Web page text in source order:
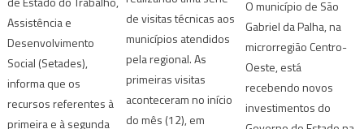
Assistência e
Desenvolvimento
Social (Setades),
informa que os
recursos referentes à
primeira e à segunda
de visitas técnicas aos
municípios atendidos
pela regional. As
primeiras visitas
aconteceram no início
do mês (12), em
O município de São
Gabriel da Palha, na
microrregião Centro-
Oeste, está
recebendo novos
investimentos do